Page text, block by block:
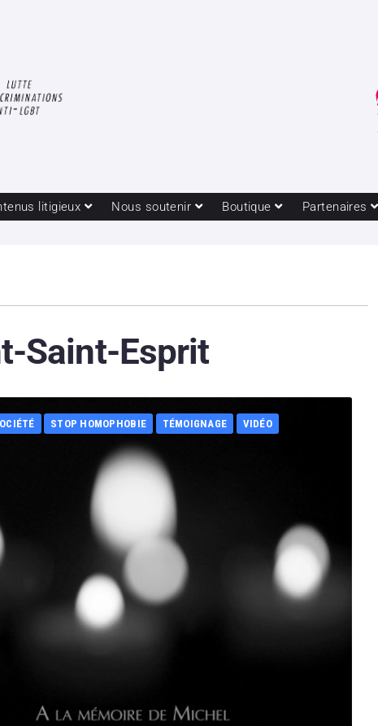
litigieux Nous soutenir Boutique Partenaires
Saint-Esprit
STOP HOMOPHOBIE TÉMOIGNAGE VIDÉO